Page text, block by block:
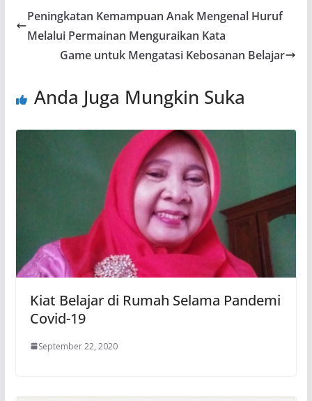
Peningkatan Kemampuan Anak Mengenal Huruf
Melalui Permainan Menguraikan Kata
Game untuk Mengatasi Kebosanan Belajar
Anda Juga Mungkin Suka
Kiat Belajar di Rumah Selama Pandemi
Covid-19
September 22, 2020